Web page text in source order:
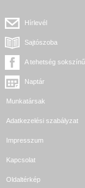
Hírlevél
Sajtószoba
A tehetség sokszínű
Naptár
Munkatársak
Adatkezelési szabályzat
Impresszum
Kapcsolat
Oldaltérkép